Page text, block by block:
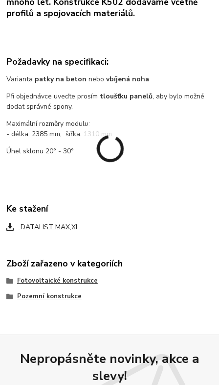
profilů a spojovacích materiálů.
Požadavky na specifikaci:
Varianta patky na beton nebovbíjená noha
Při objednávce uveďte prosím tloušťku panelů, aby bylo možné
dodat správné spony.
Maximální rozměry modulu:
- délka: 2385 mm, šířka: 1310 mm
Úhel sklonu 20° - 30°
Ke stažení
DATALIST MAX,XL
Zboží zařazeno v kategoriích
Fotovoltaické konstrukce
Pozemní konstrukce
Nepropásněte novinky, akce a
slevy!